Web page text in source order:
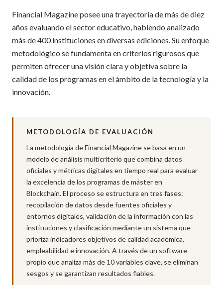
Financial Magazine posee una trayectoria de más de diez
años evaluando el sector educativo, habiendo analizado
más de 400 instituciones en diversas ediciones. Su enfoque
metodológico se fundamenta en criterios rigurosos que
permiten ofrecer una visión clara y objetiva sobre la
calidad de los programas en el ámbito de la tecnología y la
innovación.
METODOLOGÍA DE EVALUACIÓN
La metodología de Financial Magazine se basa en un
modelo de análisis multicriterio que combina datos
oficiales y métricas digitales en tiempo real para evaluar
la excelencia de los programas de máster en
Blockchain. El proceso se estructura en tres fases:
recopilación de datos desde fuentes oficiales y
entornos digitales, validación de la información con las
instituciones y clasificación mediante un sistema que
prioriza indicadores objetivos de calidad académica,
empleabilidad e innovación. A través de un software
propio que analiza más de 10 variables clave, se eliminan
sesgos y se garantizan resultados fiables.